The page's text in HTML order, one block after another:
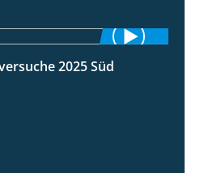
2025 Süd